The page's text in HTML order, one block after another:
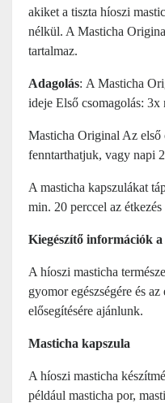
akiket a tiszta híoszi
nélkül. A Masticha
tartalmaz.
Adagolás: A Masticha
ideje Első csomagolás: 3x
Masticha Original Az első
fenntarthatjuk, vagy napi
A masticha kapszulákat
min. 20 perccel az étkezés
Kiegészítő információk
A híoszi masticha
gyomor egészségére és az
elősegítésére ajánlunk.
Masticha kapszula
A híoszi masticha
például masticha por,